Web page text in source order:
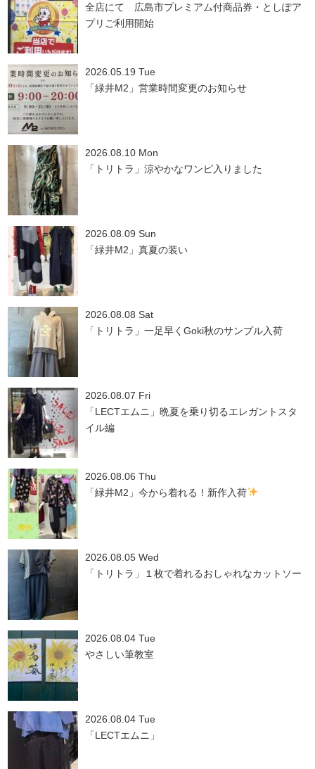
全店にて 広島市プレミアム付商品券・としぽア
プリご利用開始
2026.05.19 Tue
「緑井M2」営業時間変更のお知らせ
2026.08.10 Mon
「トリトラ」涼やかなワンピ入りました
2026.08.09 Sun
「緑井M2」真夏の装い
2026.08.08 Sat
「トリトラ」一足早くGoki秋のサンプル入荷
2026.08.07 Fri
「LECTエムニ」晩夏を乗り切るエレガントスタ
イル編
2026.08.06 Thu
「緑井M2」今から着れる！新作入荷
2026.08.05 Wed
「トリトラ」１枚で着れるおしゃれなカットソー
2026.08.04 Tue
やさしい筆教室
2026.08.04 Tue
「LECTエムニ」